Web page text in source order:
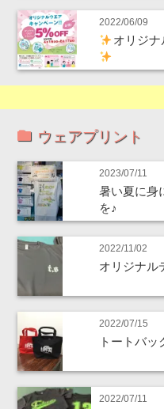
2022/06/09
オリジ
ウェアプリント
2023/07/11
暑い夏に身
を♪
2022/11/02
オリジナル
2022/07/15
トートバ
2022/07/11